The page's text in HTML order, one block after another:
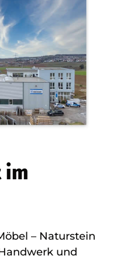
im
– Naturstein
und